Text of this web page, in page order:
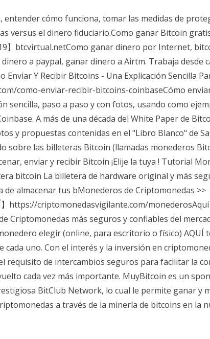
entender cómo funciona, tomar las medidas de
versus el dinero fiduciario.Como ganar Bitcoin
】btcvirtual.netComo ganar dinero por Internet,
a paypal, ganar dinero a Airtm. Trabaja desde
Enviar Y Recibir Bitcoins - Una Explicación Sencilla
como-enviar-recibir-bitcoins-coinbaseCómo
sencilla, paso a paso y con fotos, usando como
A más de una década del White Paper de
y propuestas contenidas en el "Libro Blanco" de
sobre las billeteras Bitcoin (llamadas monederos
enviar y recibir Bitcoin ¡Elije la tuya ! Tutorial
bitcoin La billetera de hardware original y más
de almacenar tus bMonederos de Criptomonedas >>
】https://criptomonedasvigilante.com/
Criptomonedas más seguros y confiables del
elegir (online, para escritorio o físico) AQUÍ
cada uno. Con el interés y la inversión en
requisito de intercambios seguros para facilitar la
cada vez más importante. MuyBitcoin es un
BitClub Network, lo cual le permite ganar y
a través de la minería de bitcoins en la